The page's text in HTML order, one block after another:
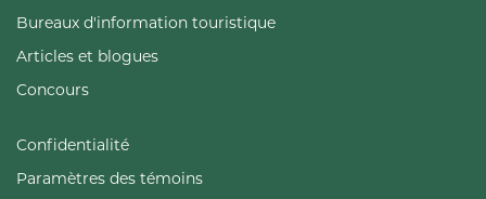
Bureaux d'information touristique
Articles et blogues
Concours
Confidentialité
Paramètres des témoins